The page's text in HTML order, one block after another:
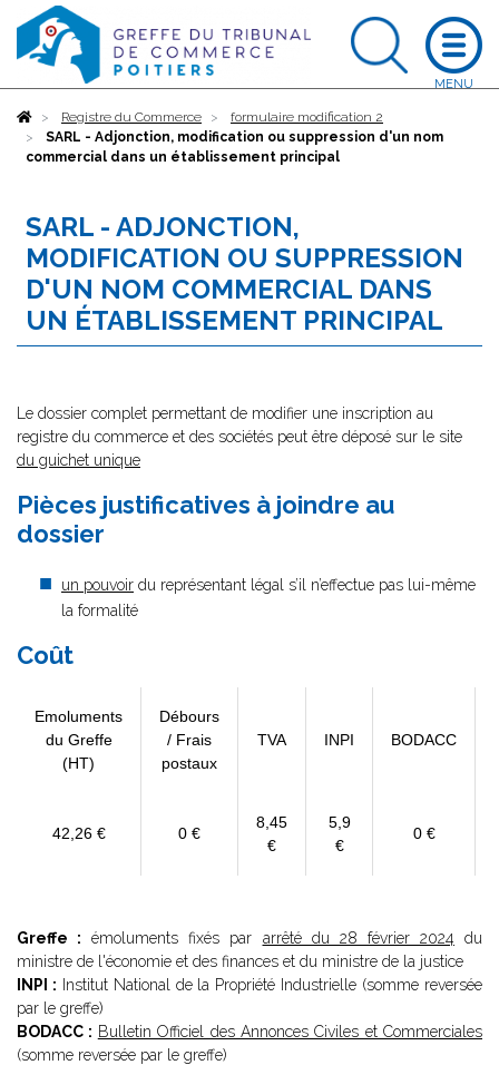
AccueilRegistre du Commerce
formulaire modification 2
SARL - Adjonction, modification ou suppression d'un nom
commercial dans un établissement principal
SARL - ADJONCTION,
MODIFICATION OU SUPPRESSION
D'UN NOM COMMERCIAL DANS
UN ÉTABLISSEMENT PRINCIPAL
Le dossier complet permettant de modifier une inscription au
registre du commerce et des sociétés peut être déposé sur le site
du guichet unique
Pièces justificatives à joindre au
dossier
un pouvoir du représentant légal s’il n’effectue pas lui-même
la formalité
Coût
Emoluments
du Greffe
(HT)
Débours
/ Frais
postaux
TVA INPI BODACC
42,26 € 0 €
8,45
€
5,9
€
0 €
Greffe : émoluments fixés par arrêté du 28 février 2024 du
ministre de l'économie et des finances et du ministre de la justice
INPI : Institut National de la Propriété Industrielle (somme reversée
par le greffe)
BODACC : Bulletin Officiel des Annonces Civiles et Commerciales
(somme reversée par le greffe)